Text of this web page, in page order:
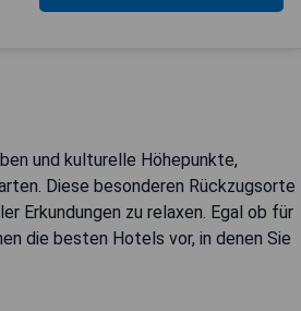
und kulturelle Höhepunkte,
Diese besonderen Rückzugsorte
Erkundungen zu relaxen. Egal ob für
die besten Hotels vor, in denen Sie